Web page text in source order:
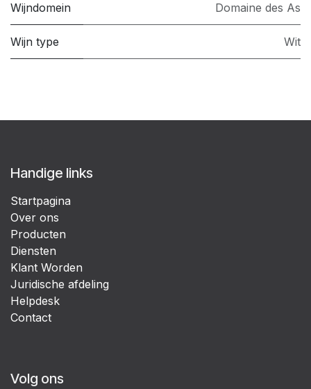
Wijndomein Domaine des As
Wijn type Wit
Handige links
Startpagina
Over ons
Producten
Diensten
Klant Worden
Juridische afdeling
Helpdesk
Contact
Volg ons